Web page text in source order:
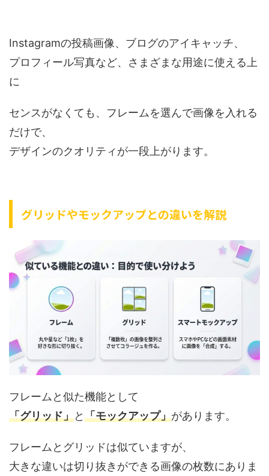
Instagramの投稿画像、ブログのアイキャッチ、
プロフィール写真など、さまざまな用途に使える上
に
センスがなくても、フレームを選んで画像を入れる
だけで、
デザインのクオリティが一段上がります。
グリッドやモックアップとの違いを解説
フレームと似た機能として
「グリッド」と「モックアップ」があります。
フレームとグリッドは似ていますが、
大きな違いは切り抜きができる画像の枚数にありま